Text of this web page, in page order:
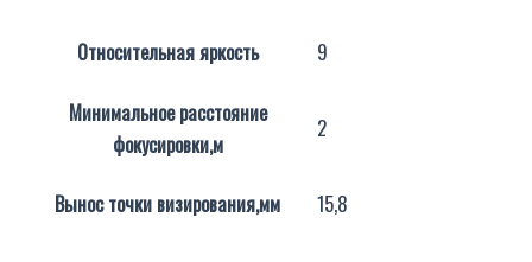
Относительная яркость 9
Минимальное расстояние
фокусировки,м
2
Вынос точки визирования,мм 15,8